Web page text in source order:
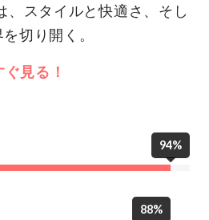
、スタイルと快適さ、そし
切り開く。
見る！
94%
88%